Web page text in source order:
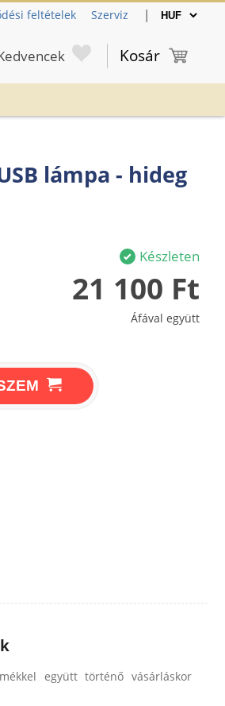
feltételek Szerviz |
Kosár
lámpa - hideg
Készleten
21 100 Ft
Áfával együtt
együtt történő vásárláskor